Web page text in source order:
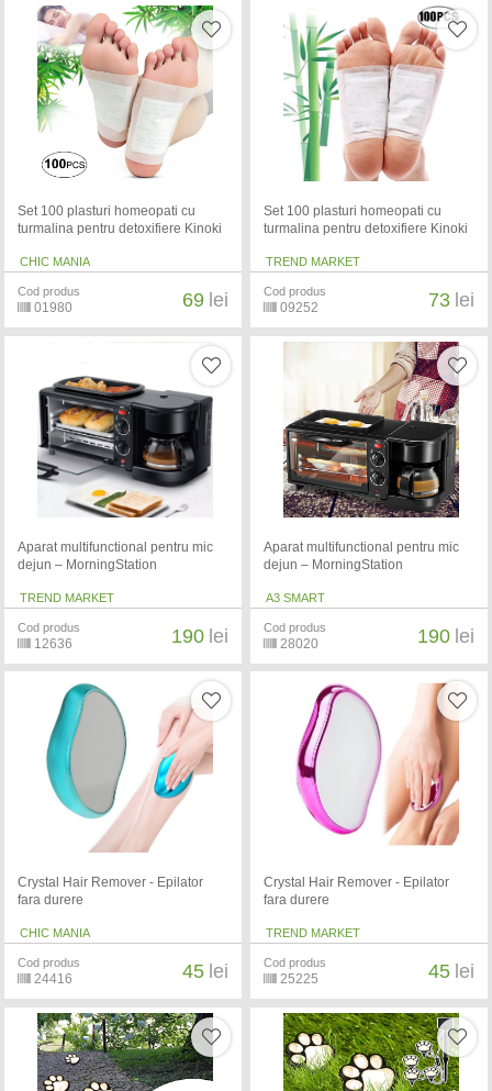
Set 100 plasturi homeopati cu
turmalina pentru detoxifiere Kinoki
CHIC MANIA
Cod produs
01980 69 lei
Set 100 plasturi homeopati cu
turmalina pentru detoxifiere Kinoki
TREND MARKET
Cod produs
09252 73 lei
Aparat multifunctional pentru mic
dejun – MorningStation
TREND MARKET
Cod produs
12636 190 lei
Aparat multifunctional pentru mic
dejun – MorningStation
A3 SMART
Cod produs
28020 190 lei
Crystal Hair Remover - Epilator
fara durere
CHIC MANIA
Cod produs
24416 45 lei
Crystal Hair Remover - Epilator
fara durere
TREND MARKET
Cod produs
25225 45 lei